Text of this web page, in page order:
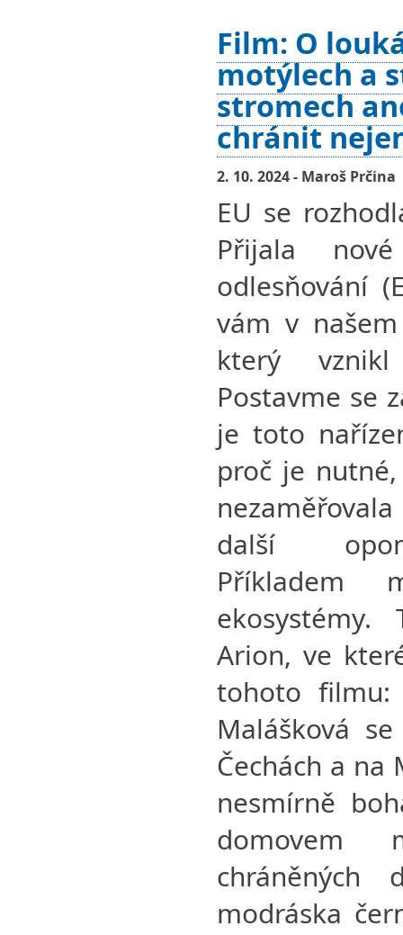
Film: O
motýlech a
stromech
chránit
2. 10. 2024 - Maroš Prčina
EU se
Přijala
odlesňování
vám v
který
Postavme se
je toto
proč je
další
Příkladem
ekosystémy.
Arion, ve
tohoto filmu:
Malášková
Čechách a na
nesmírně
domovem
chráněných
modráska